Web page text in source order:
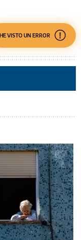
HE VISTO UN ERROR